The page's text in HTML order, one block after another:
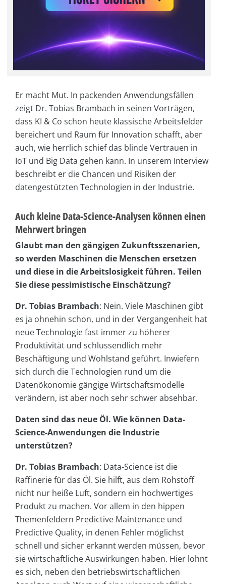
Er macht Mut. In packenden Anwendungsfällen
zeigt Dr. Tobias Brambach in seinen Vorträgen,
dass KI & Co schon heute klassische Arbeitsfelder
bereichert und Raum für Innovation schafft, aber
auch, wie herrlich schief das blinde Vertrauen in
IoT und Big Data gehen kann. In unserem Interview
beschreibt er die Chancen und Risiken der
datengestützten Technologien in der Industrie.
Auch kleine Data-Science-Analysen können einen
Mehrwert bringen
Glaubt man den gängigen Zukunftsszenarien,
so werden Maschinen die Menschen ersetzen
und diese in die Arbeitslosigkeit führen. Teilen
Sie diese pessimistische Einschätzung?
Dr. Tobias Brambach: Nein. Viele Maschinen gibt
es ja ohnehin schon, und in der Vergangenheit hat
neue Technologie fast immer zu höherer
Produktivität und schlussendlich mehr
Beschäftigung und Wohlstand geführt. Inwiefern
sich durch die Technologien rund um die
Datenökonomie gängige Wirtschaftsmodelle
verändern, ist aber noch sehr schwer absehbar.
Daten sind das neue Öl. Wie können Data-
Science-Anwendungen die Industrie
unterstützen?
Dr. Tobias Brambach: Data-Science ist die
Raffinerie für das Öl. Sie hilft, aus dem Rohstoff
nicht nur heiße Luft, sondern ein hochwertiges
Produkt zu machen. Vor allem in den hippen
Themenfeldern Predictive Maintenance und
Predictive Quality, in denen Fehler möglichst
schnell und sicher erkannt werden müssen, bevor
sie wirtschaftliche Auswirkungen haben. Hier lohnt
es sich, neben den betriebswirtschaftlichen